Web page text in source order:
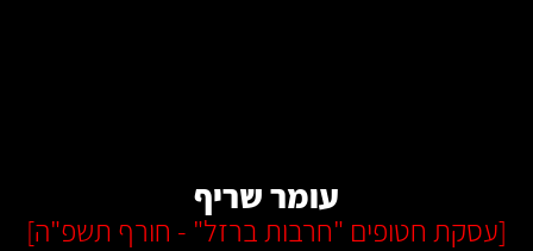
עומר שריף
[עסקת חטופים "חרבות ברזל" - חורף תשפ"ה]